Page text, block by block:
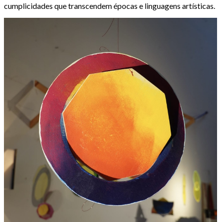
cumplicidades que transcendem épocas e linguagens artísticas.